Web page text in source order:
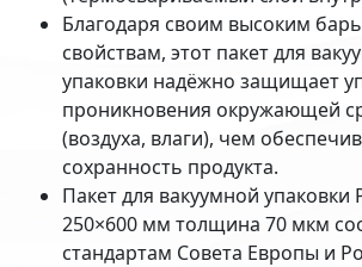
Благодаря своим высоким
свойствам, этот пакет для
упаковки надёжно защищает
проникновения окружающей
(воздуха, влаги), чем
сохранность продукта.
Пакет для вакуумной упаковки
250×600 мм толщина 70 мкм
стандартам Совета Европы и